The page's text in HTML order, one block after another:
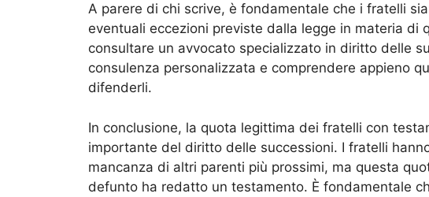
A parere di chi scrive, è fondamentale che i fratelli
eventuali eccezioni previste dalla legge in materia di
consultare un avvocato specializzato in diritto delle
consulenza personalizzata e comprendere appieno
difenderli.
In conclusione, la quota legittima dei fratelli con
importante del diritto delle successioni. I fratelli
mancanza di altri parenti più prossimi, ma questa
defunto ha redatto un testamento. È fondamentale